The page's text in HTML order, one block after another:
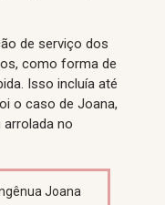
de serviço dos
como forma de
Isso incluía até
o caso de Joana,
arrolada no
Joana